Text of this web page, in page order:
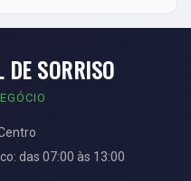
DE SORRISO
das 07:00 às 13:00